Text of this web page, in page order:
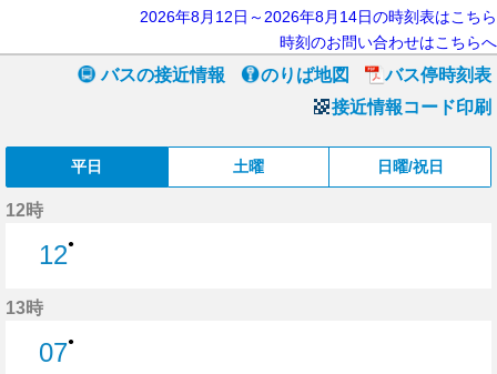
2026年8月12日～2026年8月14日の時刻表はこちら
時刻のお問い合わせはこちらへ
バスの接近情報 のりば地図
バス停時刻表
接近情報コード印刷
平日 土曜 日曜/祝日
12時
12●
13時
07●